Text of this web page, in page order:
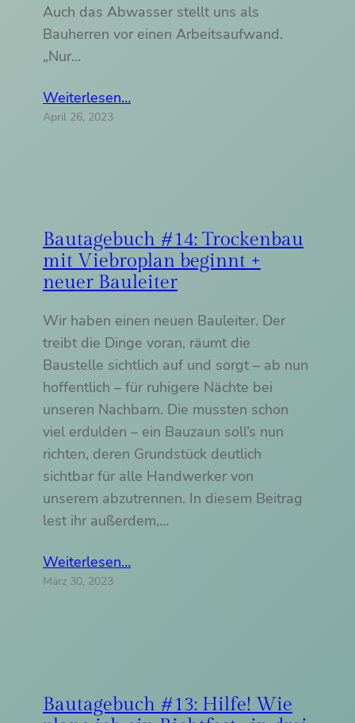
Auch das Abwasser stellt uns als
Bauherren vor einen Arbeitsaufwand.
„Nur…
Weiterlesen…
April 26, 2023
Bautagebuch #14: Trockenbau
mit Viebroplan beginnt +
neuer Bauleiter
Wir haben einen neuen Bauleiter. Der
treibt die Dinge voran, räumt die
Baustelle sichtlich auf und sorgt – ab nun
hoffentlich – für ruhigere Nächte bei
unseren Nachbarn. Die mussten schon
viel erdulden – ein Bauzaun soll’s nun
richten, deren Grundstück deutlich
sichtbar für alle Handwerker von
unserem abzutrennen. In diesem Beitrag
lest ihr außerdem,…
Weiterlesen…
März 30, 2023
Bautagebuch #13: Hilfe! Wie